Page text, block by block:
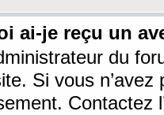
ai-je reçu un
du
Si vous
Contactez